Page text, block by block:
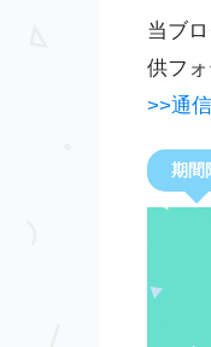
当ブ
供フ
>>通
期間